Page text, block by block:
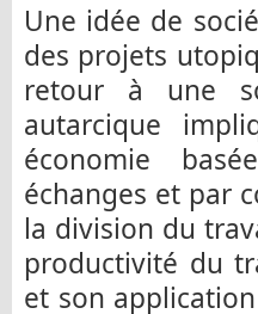
Une idée de
des projets
retour à une
autarcique
économie
échanges et par
la division du
productivité du
et son